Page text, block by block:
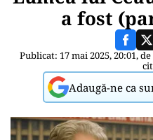
a fost
Publicat: 17 mai 2025, 20:01, de
Adaugă-ne ca